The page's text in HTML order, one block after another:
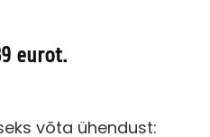
eurot.
võta ühendust: